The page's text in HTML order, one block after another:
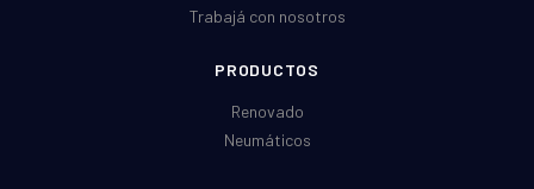
Trabajá con nosotros
PRODUCTOS
Renovado
Neumáticos